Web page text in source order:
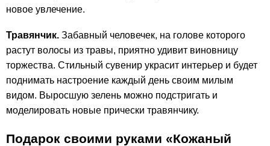
новое увлечение.
Травянчик. Забавный человечек, на голове которого
растут волосы из травы, приятно удивит виновницу
торжества. Стильный сувенир украсит интерьер и будет
поднимать настроение каждый день своим милым
видом. Выросшую зелень можно подстригать и
моделировать новые прически травянчику.
Подарок своими руками «Кожаный